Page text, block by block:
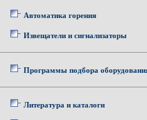
Автоматика горения
Извещатели и сигнализаторы
Программы подбора
Литература и каталоги